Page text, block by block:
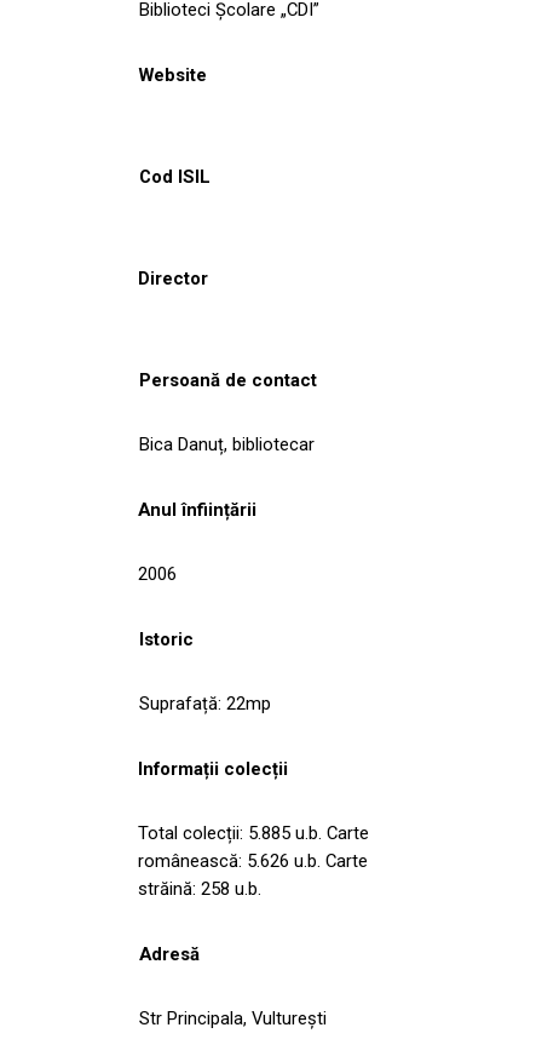
Biblioteci Școlare „CDI”
Website
Cod ISIL
Director
Persoană de contact
Bica Danuț, bibliotecar
Anul înființării
2006
Istoric
Suprafață: 22mp
Informații colecții
Total colecții: 5.885 u.b. Carte
românească: 5.626 u.b. Carte
străină: 258 u.b.
Adresă
Str Principala, Vulturești